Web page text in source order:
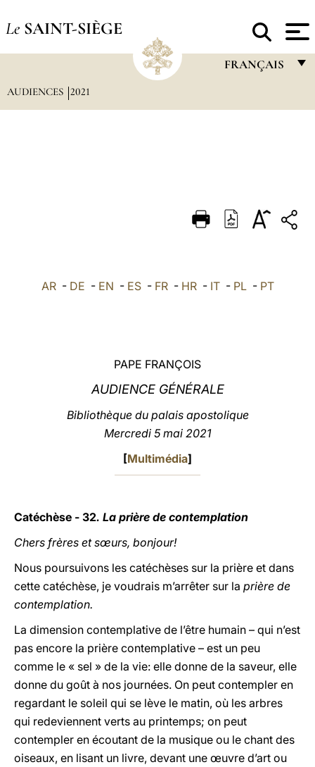
Le SAINT-SIÈGE
FRANÇAIS
DEUTSCH
العربيّة
AUDIENCES 2021
AR- DE - EN - ES- FR- HR- IT- PL- PT
PAPE FRANÇOIS
AUDIENCE GÉNÉRALE
Bibliothèque du palais apostolique
Mercredi 5 mai 2021
[Multimédia]
Catéchèse - 32. La prière de contemplation
Chers frères et sœurs, bonjour!
Nous poursuivons les catéchèses sur la prière et dans
cette catéchèse, je voudrais m’arrêter sur la prière de
contemplation.
La dimension contemplative de l’être humain – qui n’est
pas encore la prière contemplative – est un peu
comme le « sel » de la vie: elle donne de la saveur, elle
donne du goût à nos journées. On peut contempler en
regardant le soleil qui se lève le matin, où les arbres
qui redeviennent verts au printemps; on peut
contempler en écoutant de la musique ou le chant des
oiseaux, en lisant un livre, devant une œuvre d’art ou